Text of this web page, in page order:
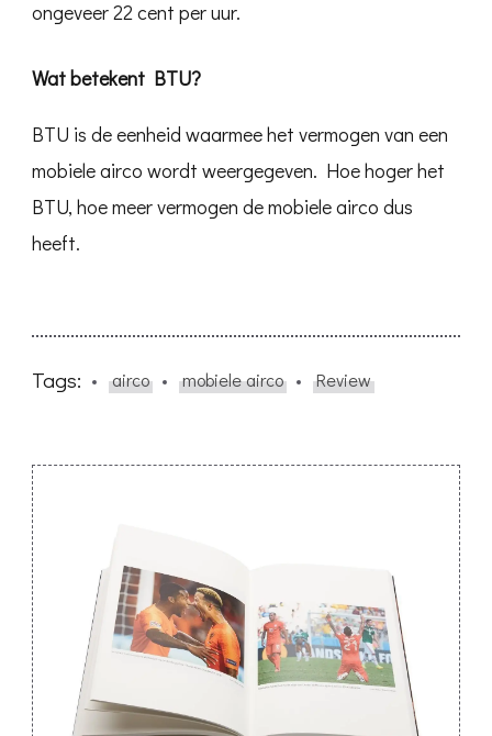
ongeveer 22 cent per uur.
Wat betekent BTU?
BTU is de eenheid waarmee het vermogen van een
mobiele airco wordt weergegeven. Hoe hoger het
BTU, hoe meer vermogen de mobiele airco dus
heeft.
Tags: airco mobiele airco Review
Post
Navigation